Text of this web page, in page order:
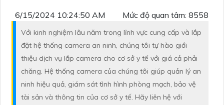
6/15/2024 10:24:50 AM Mức độ quan tâm: 8558
Với kinh nghiệm lâu năm trong lĩnh vực cung cấp và lắp
đặt hệ thống camera an ninh, chúng tôi tự hào giới
thiệu dịch vụ lắp camera cho cơ sở y tế với giá cả phải
chăng. Hệ thống camera của chúng tôi giúp quản lý an
ninh hiệu quả, giám sát tình hình phòng mạch, bảo vệ
tài sản và thông tin của cơ sở y tế. Hãy liên hệ với